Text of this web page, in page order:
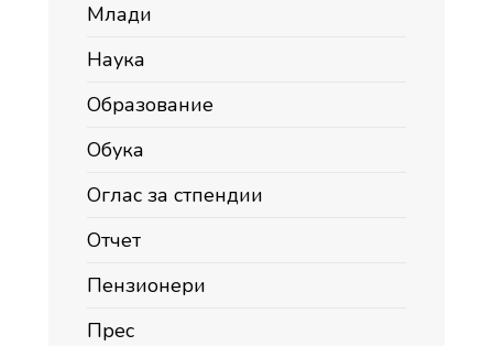
Млади
Наука
Образование
Обука
Оглас за стпендии
Отчет
Пензионери
Прес